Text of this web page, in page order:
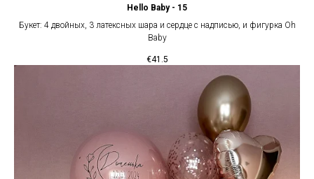
Hello Baby - 15
Букет: 4 двойных, 3 латексных шара и сердце с надписью, и фигурка Oh
Baby
€41.5